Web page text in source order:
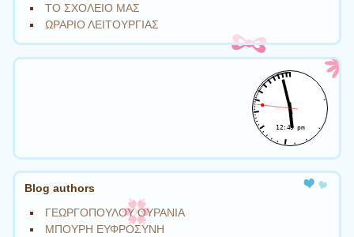
ΤΟ ΣΧΟΛΕΙΟ ΜΑΣ
ΩΡΑΡΙΟ ΛΕΙΤΟΥΡΓΙΑΣ
Blog authors
ΓΕΩΡΓΟΠΟΥΛΟΥ ΟΥΡΑΝΙΑ
ΜΠΟΥΡΗ ΕΥΦΡΟΣΥΝΗ